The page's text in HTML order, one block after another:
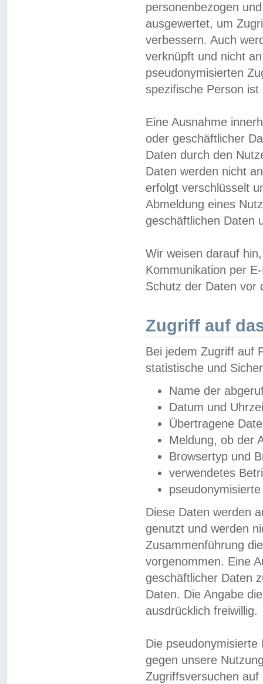
personenbezogen
ausgewertet, um
verbessern. Auch
verknüpft und nicht
pseudonymisierten
spezifische Person
Eine Ausnahme
oder geschäftlicher
Daten durch den
Daten werden nicht
erfolgt verschlüsselt
Abmeldung eines
geschäftlichen Daten
Wir weisen darauf
Kommunikation per
Schutz der Daten vor
Zugriff auf
Bei jedem Zugriff auf
statistische und
Name der
Datum und
Übertragene
Meldung, ob der
Browsertyp und
verwendetes
Diese Daten werden
genutzt und werden
Zusammenführung
vorgenommen. Eine
geschäftlicher Daten
Daten. Die Angabe
ausdrücklich freiwillig.
Die
gegen unsere
Zugriffsversuchen